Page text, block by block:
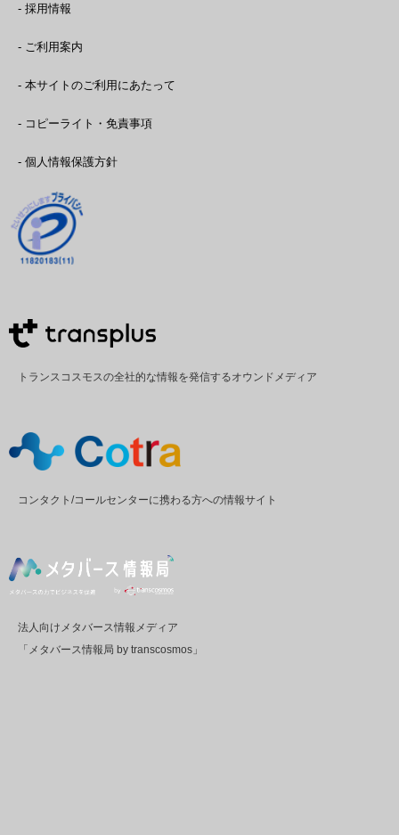
- 採用情報
- ご利用案内
- 本サイトのご利用にあたって
- コピーライト・免責事項
- 個人情報保護方針
トランスコスモスの全社的な情報を発信するオウンドメディア
コンタクト/コールセンターに携わる方への情報サイト
法人向けメタバース情報メディア
「メタバース情報局 by transcosmos」